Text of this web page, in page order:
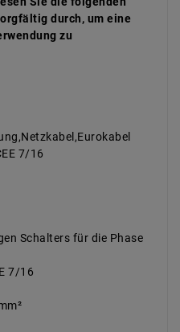
durch, um eine
zu
7/16
Schalters für die Phase
7/16